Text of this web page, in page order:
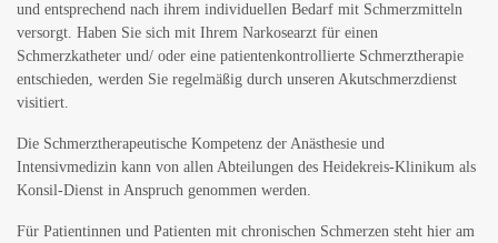
und entsprechend nach ihrem individuellen Bedarf mit Schmerzmitteln
versorgt. Haben Sie sich mit Ihrem Narkosearzt für einen
Schmerzkatheter und/ oder eine patientenkontrollierte Schmerztherapie
entschieden, werden Sie regelmäßig durch unseren Akutschmerzdienst
visitiert.
Die Schmerztherapeutische Kompetenz der Anästhesie und
Intensivmedizin kann von allen Abteilungen des Heidekreis-Klinikum als
Konsil-Dienst in Anspruch genommen werden.
Für Patientinnen und Patienten mit chronischen Schmerzen steht hier am